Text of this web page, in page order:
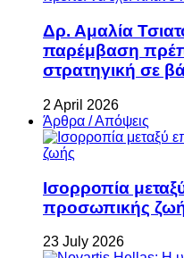
Δρ. Αμαλία
παρέμβαση
στρατηγική σε
2 April 2026
Άρθρα / Απόψεις
Ισορροπία
προσωπικής
23 July 2026